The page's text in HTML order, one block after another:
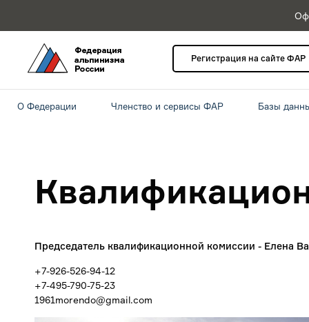
Регистрация на сайте ФАР
О Федерации Членство и сервисы ФАР Базы
Председатель квалификационной комиссии - Елена
+7-926-526-94-12
+7-495-790-75-23
1961morendo@gmail.com